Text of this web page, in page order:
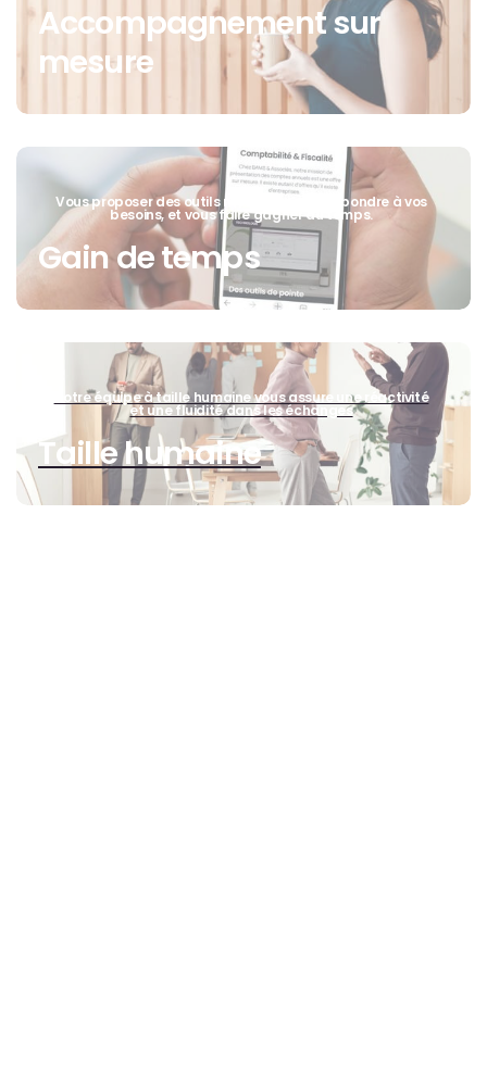
Accompagnement sur
mesure
Vous proposer des outils modernes pour répondre à vos
besoins, et vous faire gagner du temps.
Gain de temps
Notre équipe à taille humaine vous assure une réactivité
et une fluidité dans les échanges
Taille humaine